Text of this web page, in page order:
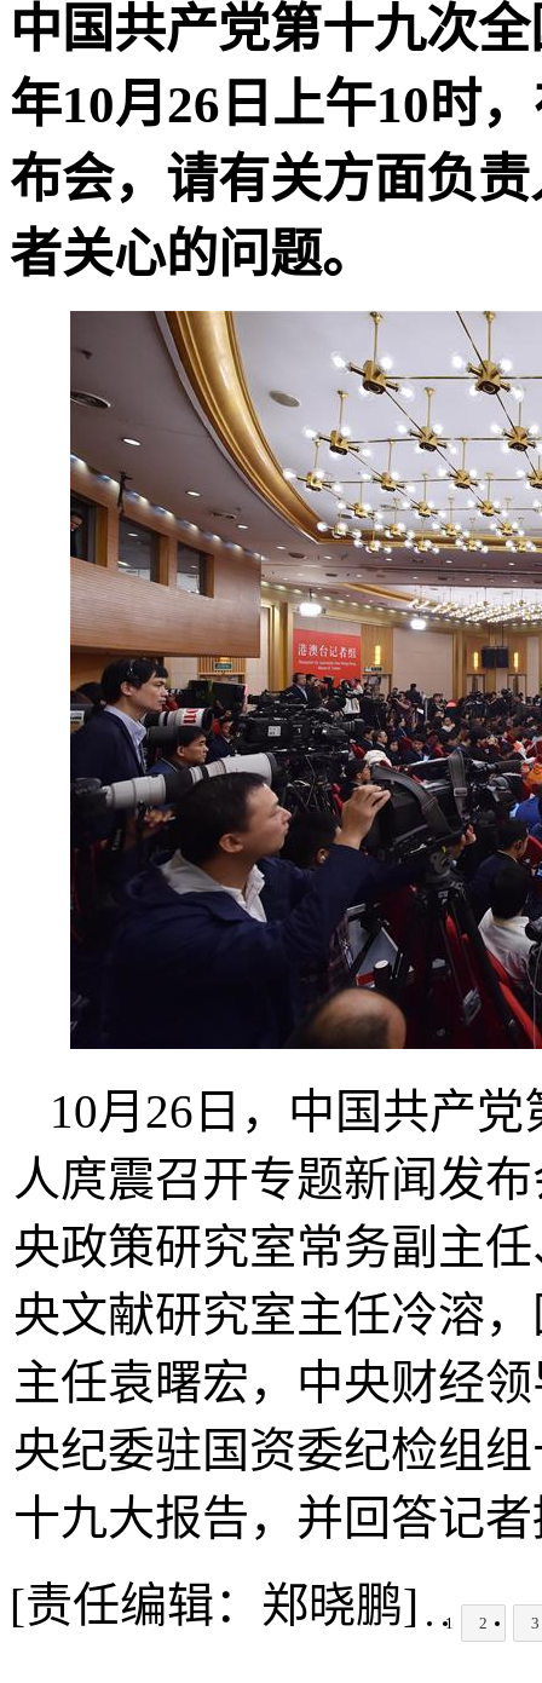
中国共产党第十九次
年10月26日上午10时
布会，请有关方面负
者关心的问题。
10月26日，中国共产
人庹震召开专题新闻发
央政策研究室常务副主
央文献研究室主任冷溶
主任袁曙宏，中央财经
央纪委驻国资委纪检组
十九大报告，并回答记
1 2 3
[责任编辑：郑晓鹏]